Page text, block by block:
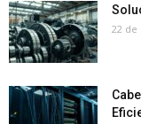
22 de